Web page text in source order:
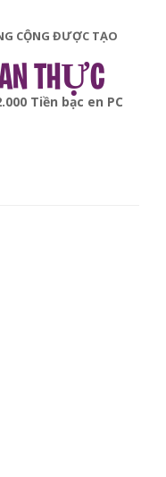
CỘNG ĐƯỢC TẠO
THỰC
bạc enAndroid